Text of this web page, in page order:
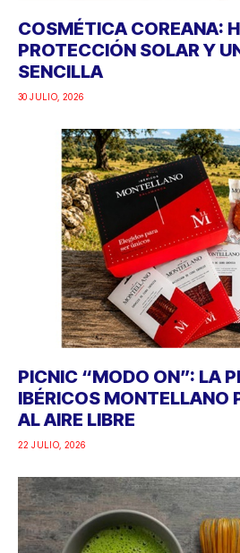
COSMÉTICA COREANA:
PROTECCIÓN SOLAR Y
SENCILLA
30 JULIO, 2026
PICNIC “MODO ON”: LA
IBÉRICOS MONTELLANO
AL AIRE LIBRE
22 JULIO, 2026